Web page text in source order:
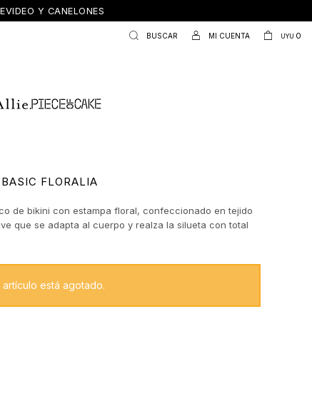
Y CANELONES
UYU 0
FLORALIA
de bikini con estampa floral, confeccionado en tejido
que se adapta al cuerpo y realza la silueta con total
diseño clásico y versátil lo convierte en un esencial
piezas de la colección.
artículo está agotado.